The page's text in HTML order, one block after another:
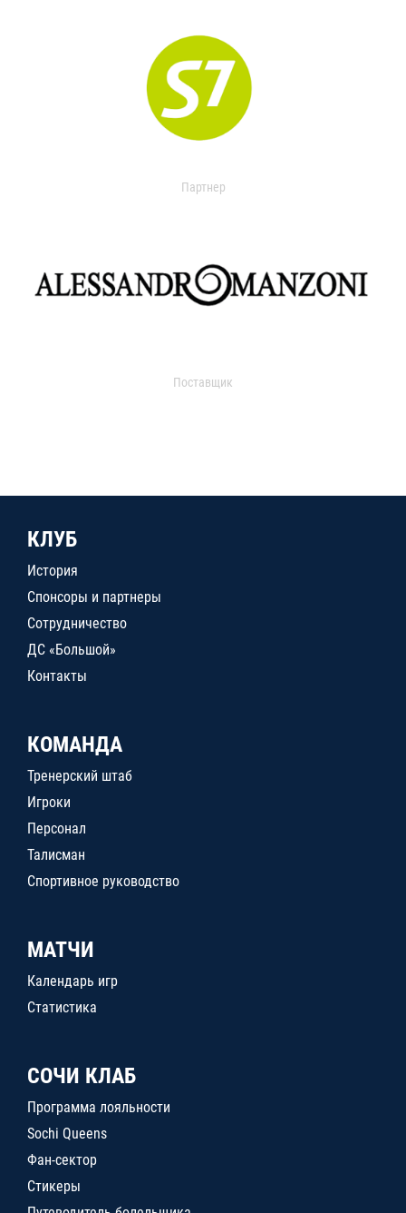
Партнер
Поставщик
КЛУБ
История
Спонсоры и партнеры
Сотрудничество
ДС «Большой»
Контакты
КОМАНДА
Тренерский штаб
Игроки
Персонал
Талисман
Спортивное руководство
МАТЧИ
Календарь игр
Статистика
СОЧИ КЛАБ
Программа лояльности
Sochi Queens
Фан-сектор
Стикеры